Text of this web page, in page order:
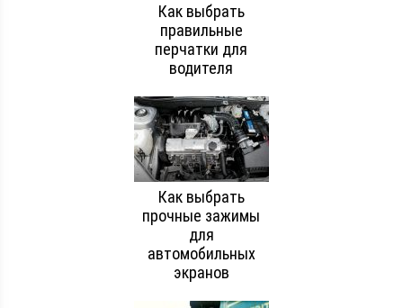
Как выбрать
правильные
перчатки для
водителя
Как выбрать
прочные зажимы
для
автомобильных
экранов